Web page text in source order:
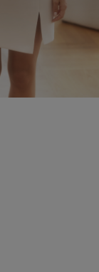
KLEIDER
KLEID